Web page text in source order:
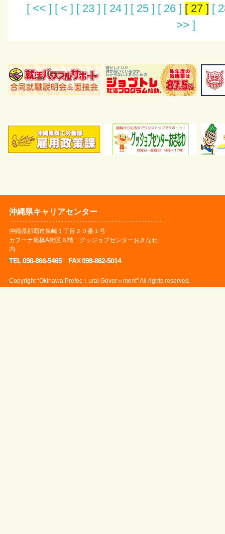
[ << ] [ < ] [ 23 ] [ 24 ] [ 25 ] [ 26 ] [ 27 ] [
>> ]
沖縄県キャリアセンター
沖縄県那覇市泉崎１丁目２０番１号
カフーナ旭橋A街区６階 グッジョブセンターおきなわ
内
TEL 098-866-5465 FAX 098-862-5014
Copyright “Okinawa Prefecｔural Goverｎment” All rights reserved.